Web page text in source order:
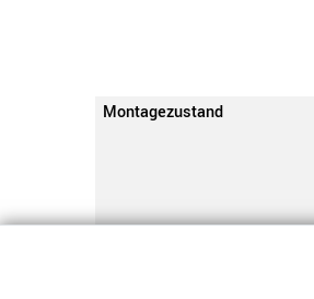
Montagezustand